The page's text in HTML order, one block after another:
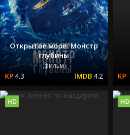
Открытое море: Монстр
глубины
(фильм)
4.3 4.2
HD HD